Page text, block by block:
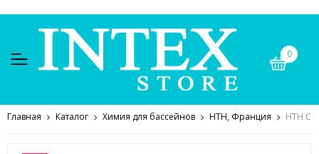
0
Главная Каталог Химия для бассейнов HTH, Франция HTH